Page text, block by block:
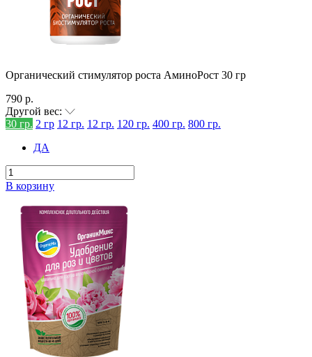
Органический стимулятор роста АминоРост 30 гр
790 р.
Другой вес:
30 гр. 2 гр 12 гр. 12 гр. 120 гр. 400 гр. 800 гр.
ДА
В корзину